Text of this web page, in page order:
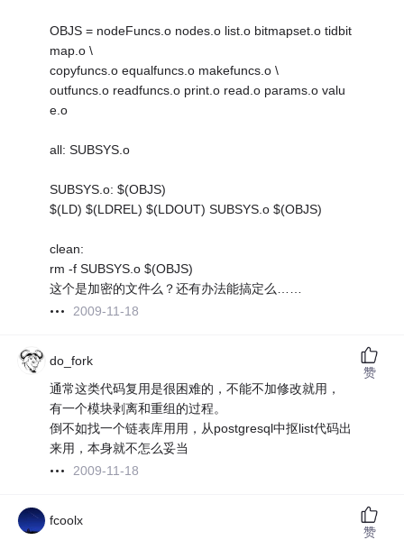
OBJS = nodeFuncs.o nodes.o list.o bitmapset.o tidbit
map.o \
copyfuncs.o equalfuncs.o makefuncs.o \
outfuncs.o readfuncs.o print.o read.o params.o valu
e.o
all: SUBSYS.o
SUBSYS.o: $(OBJS)
$(LD) $(LDREL) $(LDOUT) SUBSYS.o $(OBJS)
clean:
rm -f SUBSYS.o $(OBJS)
这个是加密的文件么？还有办法能搞定么……
2009-11-18
do_fork
通常这类代码复用是很困难的，不能不加修改就用，
有一个模块剥离和重组的过程。
倒不如找一个链表库用用，从postgresql中抠list代码出
来用，本身就不怎么妥当
2009-11-18
赞
fcoolx
赞